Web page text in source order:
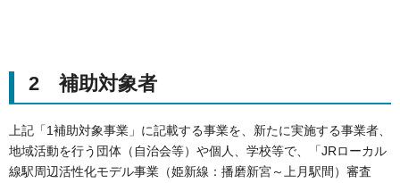
2 補助対象者
上記「1補助対象事業」に記載する事業を、新たに実施する事業者、
地域活動を行う団体（自治会等）や個人、学校等で、「JRローカル
線駅周辺活性化モデル事業（姫新線：播磨新宮～上月駅間）審査